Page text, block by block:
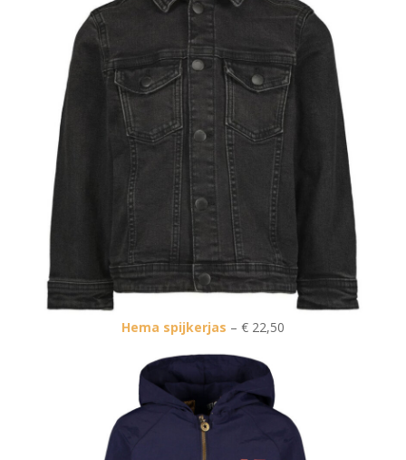
Hema spijkerjas – € 22,50